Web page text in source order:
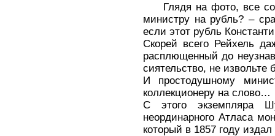
Глядя на фото, все
министру на рубль? –
если этот рубль
Скорей всего Рейхель
расплющенный до
сиятельство, не извольте
И простодушному
коллекционеру на слово…
С этого экземпляра
неординарного Атласа
который в 1857 году